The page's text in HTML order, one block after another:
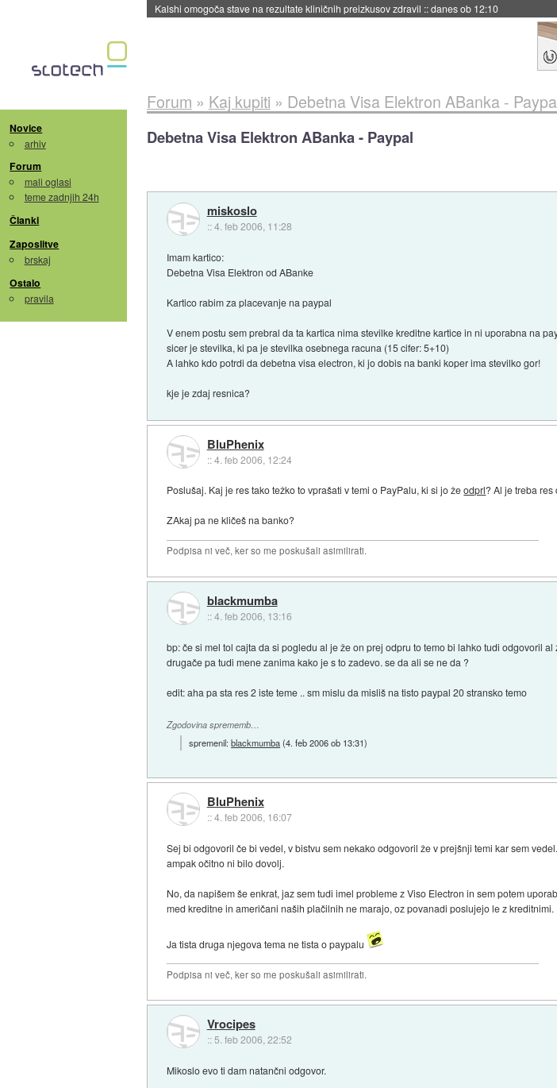
Sandisk že prodal več kot polovico SSD-jev za naslednji dve leti::danes ob 11:37
Novice
arhiv
Forum
mali oglasi
teme zadnjih 24h
Članki
Zaposlitve
brskaj
Ostalo
pravila
Forum » Kaj kupiti » Debetna Visa Elektron ABanka -
Debetna Visa Elektron ABanka - Paypal
miskoslo
::4. feb 2006, 11:28
Imam kartico:
Debetna Visa Elektron od ABanke
Kartico rabim za placevanje na paypal
V enem postu sem prebral da ta kartica nima stevilke kreditne kartice in ni uporabna na
sicer je stevilka, ki pa je stevilka osebnega racuna (15 cifer: 5+10)
A lahko kdo potrdi da debetna visa electron, ki jo dobis na banki koper ima stevilko gor!
kje je zdaj resnica?
BluPhenix
::4. feb 2006, 12:24
Poslušaj. Kaj je res tako težko to vprašati v temi o PayPalu, ki si jo žeodprl? Al je treba res
ZAkaj pa ne kličeš na banko?
Podpisa ni več, ker so me poskušali asimilirati.
blackmumba
::4. feb 2006, 13:16
bp: če si mel tol cajta da si pogledu al je že on prej odpru to temo bi lahko tudi odgovoril al
drugače pa tudi mene zanima kako je s to zadevo. se da ali se ne da ?
edit: aha pa sta res 2 iste teme .. sm mislu da misliš na tisto paypal 20 stransko temo
Zgodovina sprememb…
spremenil:blackmumba(4. feb 2006 ob 13:31)
BluPhenix
::4. feb 2006, 16:07
Sej bi odgovoril če bi vedel, v bistvu sem nekako odgovoril že v prejšnji temi kar sem
ampak očitno ni bilo dovolj.
No, da napišem še enkrat, jaz sem tudi imel probleme z Viso Electron in sem potem
med kreditne in američani naših plačilnih ne marajo, oz povanadi poslujejo le z kreditnimi.
Ja tista druga njegova tema ne tista o paypalu
Podpisa ni več, ker so me poskušali asimilirati.
Vrocipes
:: 5. feb 2006, 22:52
Mikoslo evo ti dam natančni odgovor.